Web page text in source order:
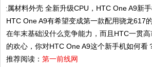
HTC One A9有希望变成第一款配用骁龙617
在年末基础没什么竞争能力，而且HTC一贯
的欢心，你对HTC One A9这个新手机如何看
推荐阅读：第一前线网